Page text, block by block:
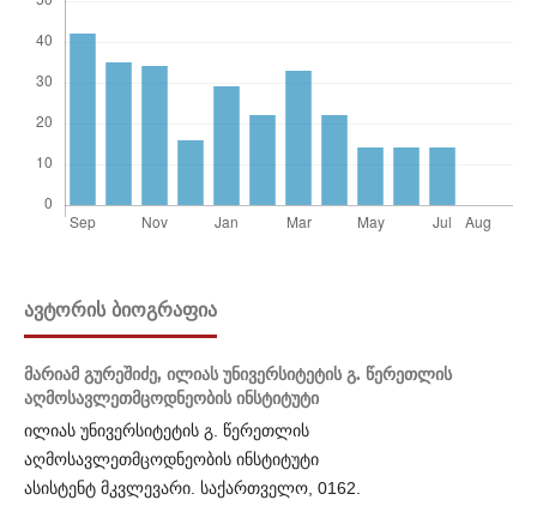
ᲐᲕᲢᲝᲠᲘᲡ ᲑᲘᲝᲒᲠᲐᲤᲘᲐ
მარიამ გურეშიძე, ილიას უნივერსიტეტის გ. წერეთლის
აღმოსავლეთმცოდნეობის ინსტიტუტი
ილიას უნივერსიტეტის გ. წერეთლის
აღმოსავლეთმცოდნეობის ინსტიტუტი
ასისტენტ მკვლევარი. საქართველო, 0162.